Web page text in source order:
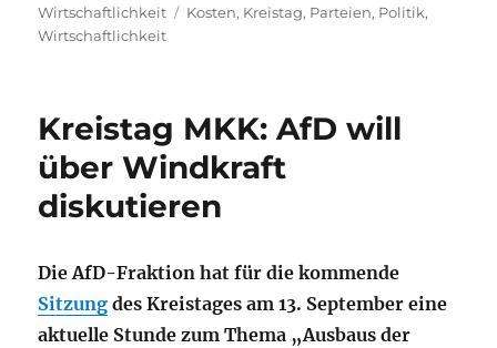
am
Wirtschaftlichkeit
Schlagwörter
Kosten, Kreistag, Parteien, Politik,
Wirtschaftlichkeit
Kreistag MKK: AfD will
über Windkraft
diskutieren
Die AfD-Fraktion hat für die kommende
Sitzung des Kreistages am 13. September eine
aktuelle Stunde zum Thema „Ausbaus der